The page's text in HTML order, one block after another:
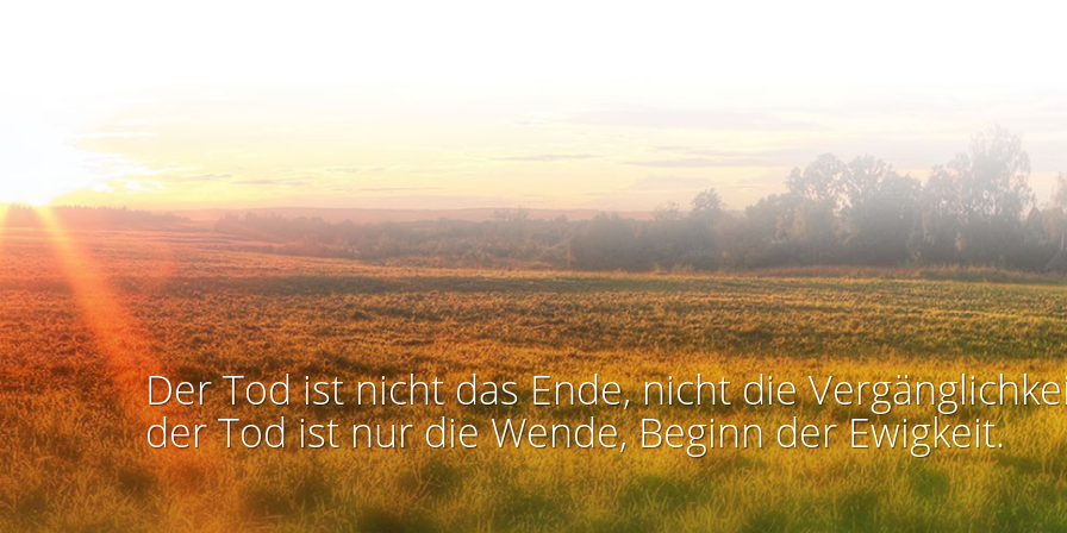
Der Tod ist nicht das Ende, nicht die
der Tod ist nur die Wende, Beginn der Ewigkeit.